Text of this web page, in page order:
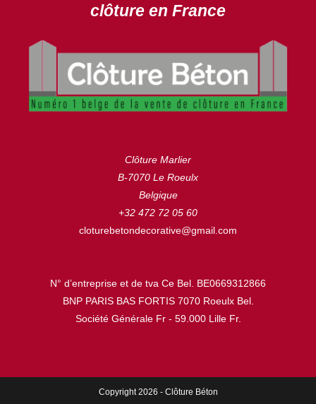
clôture en France
Clôture Marlier
B-7070 Le Roeulx
Belgique
+32 472 72 05 60
cloturebetondecorative@gmail.com
N° d’entreprise et de tva Ce Bel. BE0669312866
BNP PARIS BAS FORTIS 7070 Roeulx Bel.
Société Générale Fr - 59.000 Lille Fr.
Copyright 2026 - Clôture Béton